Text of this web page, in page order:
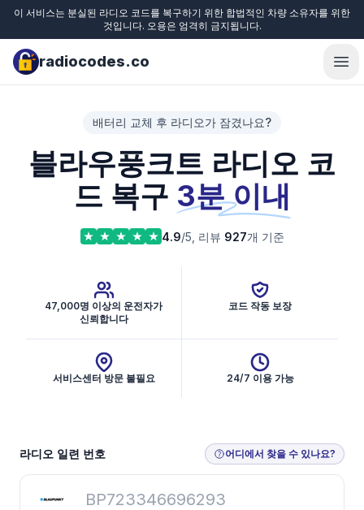
이 서비스는 분실된 라디오 코드를 복구하기 위한 합법적인 차량 소유자를 위한
것입니다. 오용은 엄격히 금지됩니다.
radiocodes.co
배터리 교체 후 라디오가 잠겼나요?
블라우풍크트 라디오 코
드 복구 3분 이내
4.9/5, 리뷰 927개 기준
47,000명 이상의 운전자가
신뢰합니다
코드 작동 보장
서비스센터 방문 불필요 24/7 이용 가능
라디오 코드 받기
라디오 일련 번호 어디에서 찾을 수 있나요?